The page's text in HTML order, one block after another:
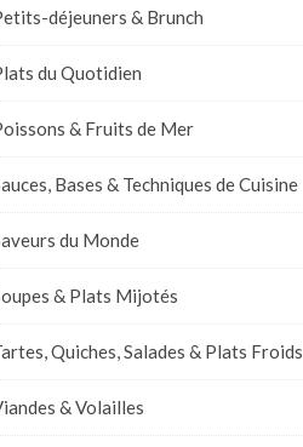
déjeuners & Brunch
du Quotidien
& Fruits de Mer
Bases & Techniques de Cuisine
du Monde
& Plats Mijotés
Quiches, Salades & Plats Froids
& Volailles